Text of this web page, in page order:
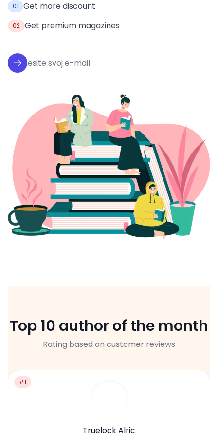
01 Get more discount
02 Get premium magazines
Top 10 author of the month
Rating based on customer reviews
#1
Truelock Alric